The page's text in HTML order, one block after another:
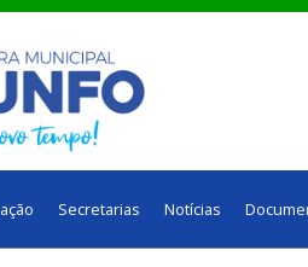
Secretarias Notícias